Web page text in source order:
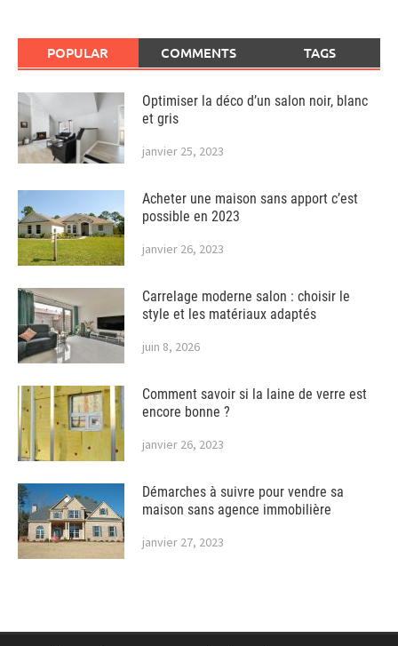
POPULAR COMMENTS TAGS
Optimiser la déco d’un salon noir, blanc
et gris
janvier 25, 2023
Acheter une maison sans apport c’est
possible en 2023
janvier 26, 2023
Carrelage moderne salon : choisir le
style et les matériaux adaptés
juin 8, 2026
Comment savoir si la laine de verre est
encore bonne ?
janvier 26, 2023
Démarches à suivre pour vendre sa
maison sans agence immobilière
janvier 27, 2023